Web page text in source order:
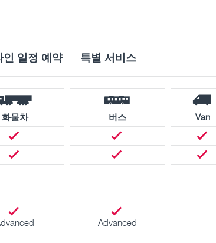
인 일정 예약 특별 서비스
화물차 버스 Van
Advanced